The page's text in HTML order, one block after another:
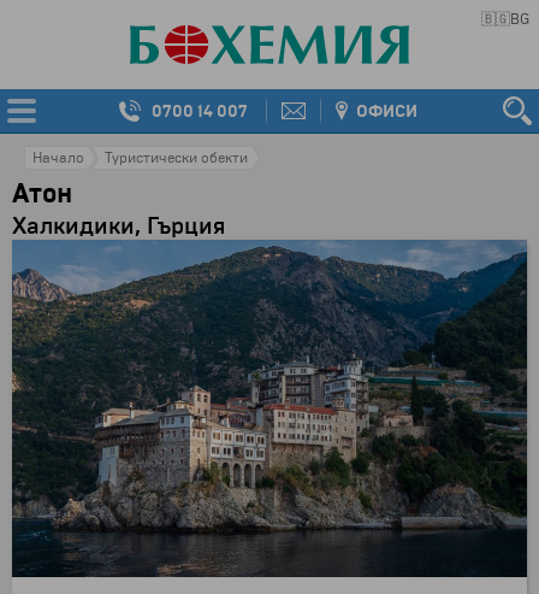
🇧🇬BG
0700 14 007 ОФИСИ
Начало Туристически обекти
Атон
Халкидики, Гърция